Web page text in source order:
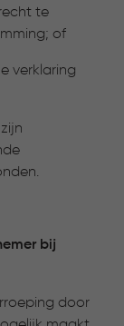
te
of
verklaring
bij
door